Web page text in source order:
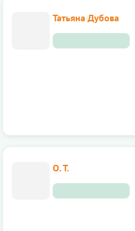
Татьяна Дубова
О. Т.